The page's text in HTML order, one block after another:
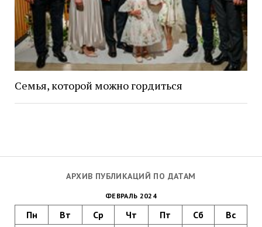
АРХИВ ПУБЛИКАЦИЙ ПО ДАТАМ
ФЕВРАЛЬ 2024
Пн Вт Ср Чт Пт Сб Вс
Семья, которой можно гордиться